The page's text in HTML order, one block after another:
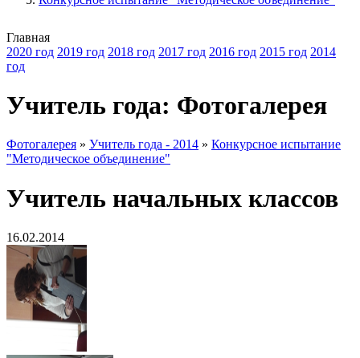
Главная
2020 год 2019 год 2018 год 2017 год 2016 год 2015 год 2014
год
Учитель года: Фотогалерея
Фотогалерея » Учитель года - 2014 » Конкурсное испытание
"Методическое объединение"
Учитель начальных классов
16.02.2014